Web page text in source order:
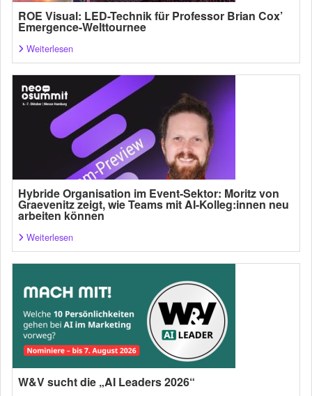
ROE Visual: LED-Technik für Professor Brian Cox’
Emergence-Welttournee
Weiterlesen
Hybride Organisation im Event-Sektor: Moritz von
Graevenitz zeigt, wie Teams mit AI-Kolleg:innen neu
arbeiten können
Weiterlesen
W&V sucht die „AI Leaders 2026“